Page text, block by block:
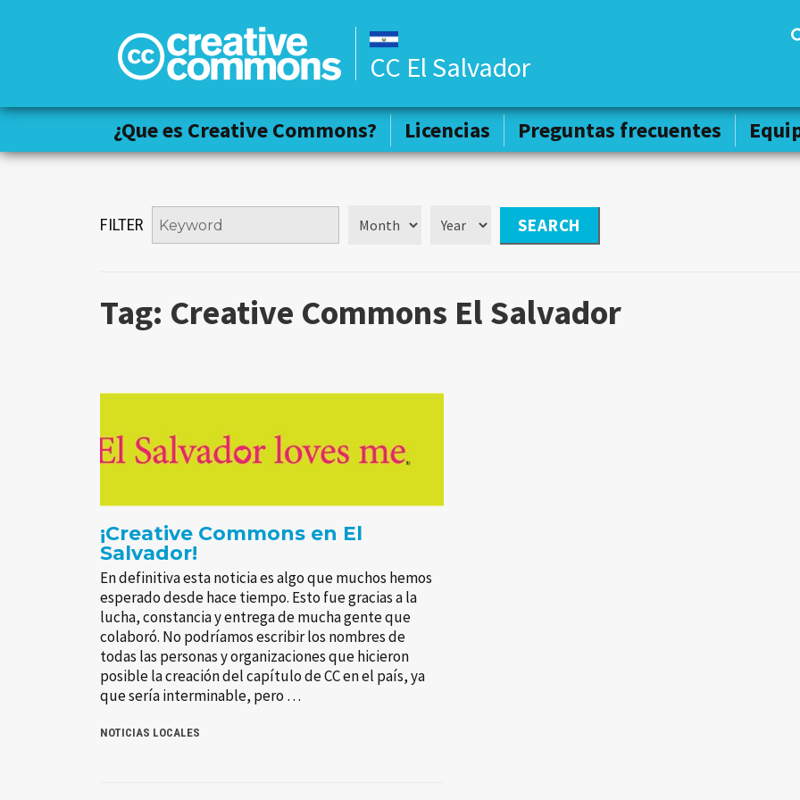
CC El Salvador
¿Que es Creative Commons? Licencias Preguntas frecuentes
¿Que es Creative Commons? Licencias Preguntas frecuentes
FILTER
Tag: Creative Commons El Salvador
¡Creative Commons en El
Salvador!
En definitiva esta noticia es algo que muchos hemos
esperado desde hace tiempo. Esto fue gracias a la
lucha, constancia y entrega de mucha gente que
colaboró. No podríamos escribir los nombres de
todas las personas y organizaciones que hicieron
posible la creación del capítulo de CC en el país, ya
que sería interminable, pero …
NOTICIAS LOCALES